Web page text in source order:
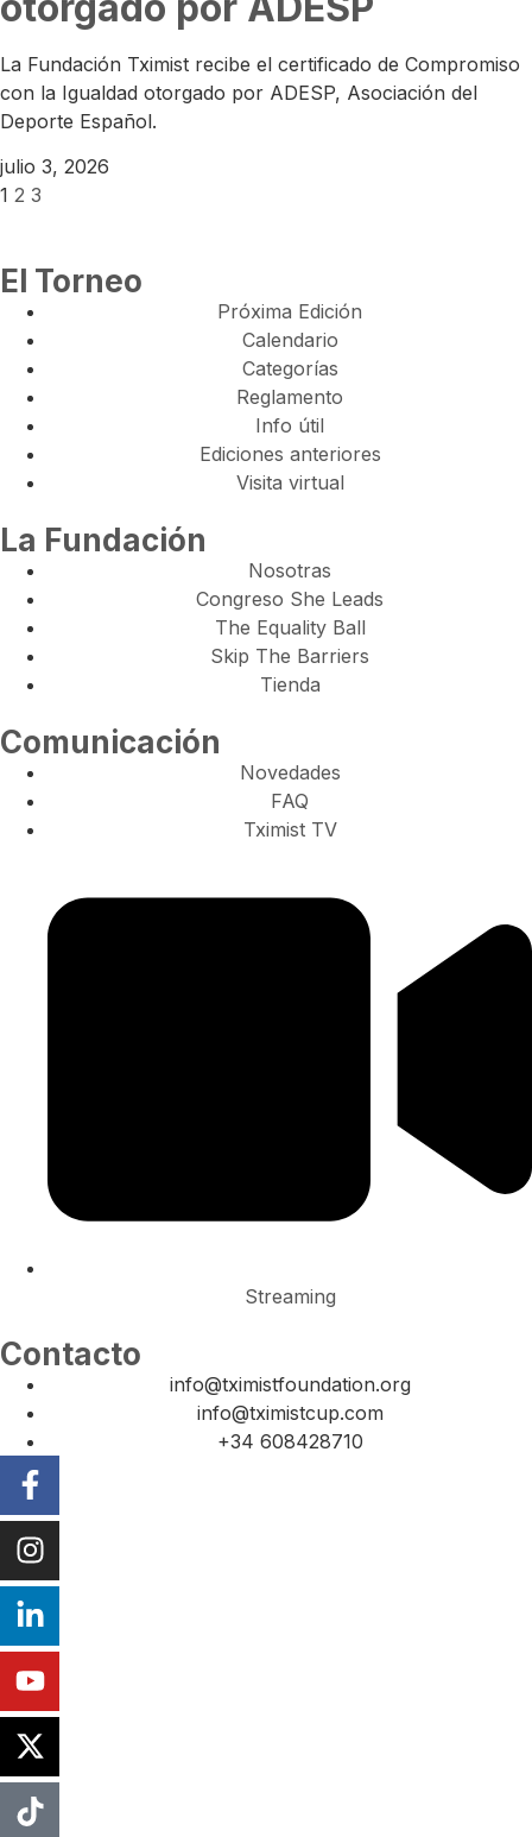
La Fundación Tximist recibe el certificado de Compromiso
con la Igualdad otorgado por ADESP, Asociación del
Deporte Español.
julio 3, 2026
1 2 3
El Torneo
Próxima Edición
Calendario
Categorías
Reglamento
Info útil
Ediciones anteriores
Visita virtual
La Fundación
Nosotras
Congreso She Leads
The Equality Ball
Skip The Barriers
Tienda
Comunicación
Novedades
FAQ
Tximist TV
Streaming
Contacto
info@tximistfoundation.org
info@tximistcup.com
+34 608428710